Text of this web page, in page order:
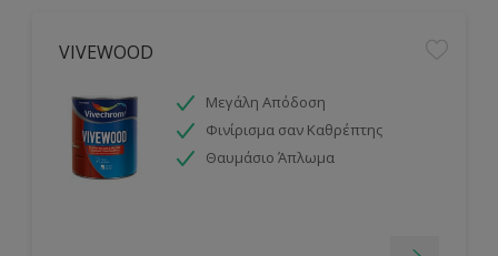
VIVEWOOD
Μεγάλη Απόδοση
Φινίρισμα σαν Καθρέπτης
Θαυμάσιο Άπλωμα